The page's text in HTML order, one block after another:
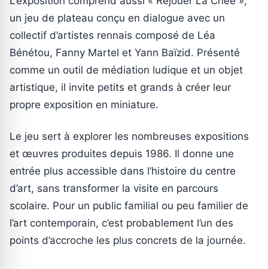
un jeu de plateau conçu en dialogue avec un
collectif d’artistes rennais composé de Léa
Bénétou, Fanny Martel et Yann Baïzid. Présenté
comme un outil de médiation ludique et un objet
artistique, il invite petits et grands à créer leur
propre exposition en miniature.
Le jeu sert à explorer les nombreuses expositions
et œuvres produites depuis 1986. Il donne une
entrée plus accessible dans l’histoire du centre
d’art, sans transformer la visite en parcours
scolaire. Pour un public familial ou peu familier de
l’art contemporain, c’est probablement l’un des
points d’accroche les plus concrets de la journée.